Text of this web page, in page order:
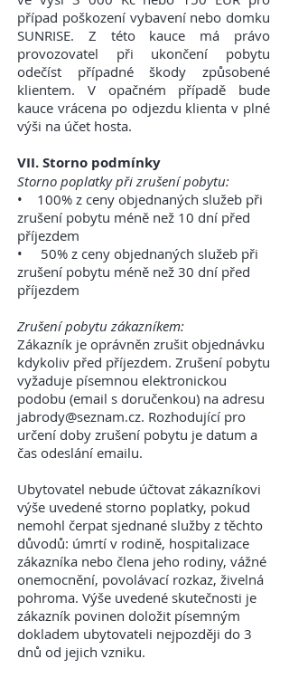
případ poškození vybavení nebo domku
SUNRISE. Z této kauce má právo
provozovatel při ukončení pobytu
odečíst případné škody způsobené
klientem. V opačném případě bude
kauce vrácena po odjezdu klienta v plné
výši na účet hosta.
VII. Storno podmínky
Storno poplatky při zrušení pobytu:
• 100% z ceny objednaných služeb při
zrušení pobytu méně než 10 dní před
příjezdem
• 50% z ceny objednaných služeb při
zrušení pobytu méně než 30 dní před
příjezdem
Zrušení pobytu zákazníkem:
Zákazník je oprávněn zrušit objednávku
kdykoliv před příjezdem. Zrušení pobytu
vyžaduje písemnou elektronickou
podobu (email s doručenkou) na adresu
jabrody@seznam.cz. Rozhodující pro
určení doby zrušení pobytu je datum a
čas odeslání emailu.
Ubytovatel nebude účtovat zákazníkovi
výše uvedené storno poplatky, pokud
nemohl čerpat sjednané služby z těchto
důvodů: úmrtí v rodině, hospitalizace
zákazníka nebo člena jeho rodiny, vážné
onemocnění, povolávací rozkaz, živelná
pohroma. Výše uvedené skutečnosti je
zákazník povinen doložit písemným
dokladem ubytovateli nejpozději do 3
dnů od jejich vzniku.